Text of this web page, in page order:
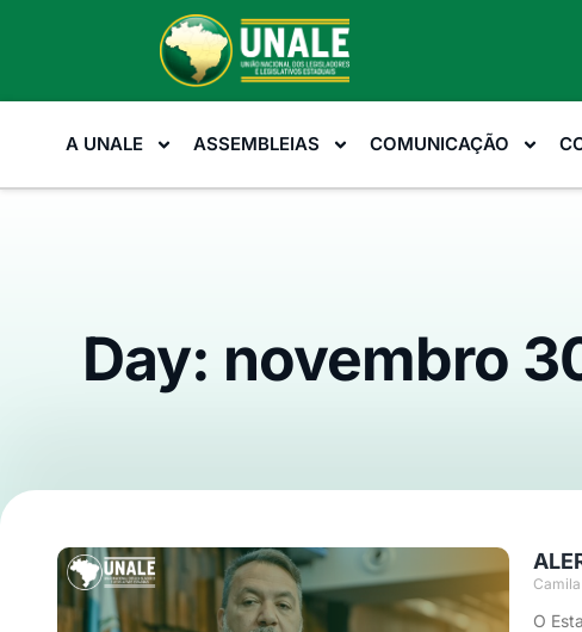
A UNALE ASSEMBLEIAS COMUNICAÇÃO
Day: novembro
Camila
O